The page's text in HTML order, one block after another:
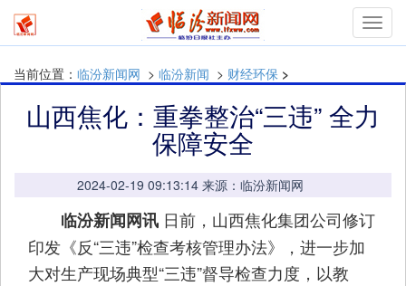
当前位置： 临汾新闻网 > 临汾新闻 > 财经环保 >
山西焦化：重拳整治“三违” 全力
保障安全
2024-02-19 09:13:14 来源：临汾新闻网
临汾新闻网讯 日前，山西焦化集团公司修订
印发《反“三违”检查考核管理办法》，进一步加
大对生产现场典型“三违”督导检查力度，以教